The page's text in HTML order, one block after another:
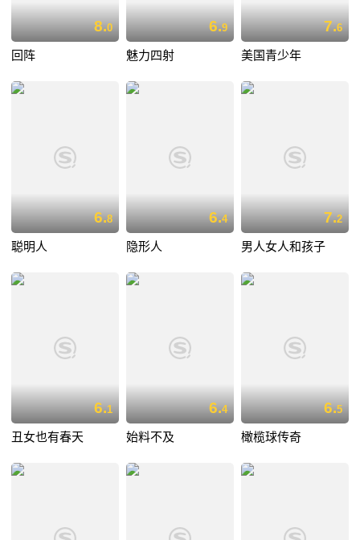
8.0
回阵
6.9
魅力四射
7.6
美国青少年
6.8
聪明人
6.4
隐形人
7.2
男人女人和孩子
6.1
丑女也有春天
6.4
始料不及
6.5
橄榄球传奇